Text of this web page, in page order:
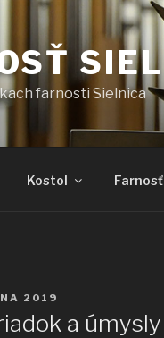
farnosti Sielnica
Kostol Farnosť
2019
a